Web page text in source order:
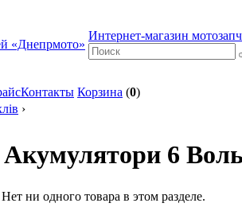
Интернет-магазин
Контакты Корзина (0)
›
Акумулятори 6
Нет ни одного товара в этом разделе.